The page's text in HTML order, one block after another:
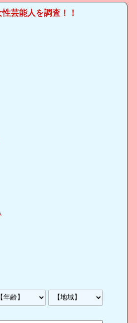
芸能人を調査！！